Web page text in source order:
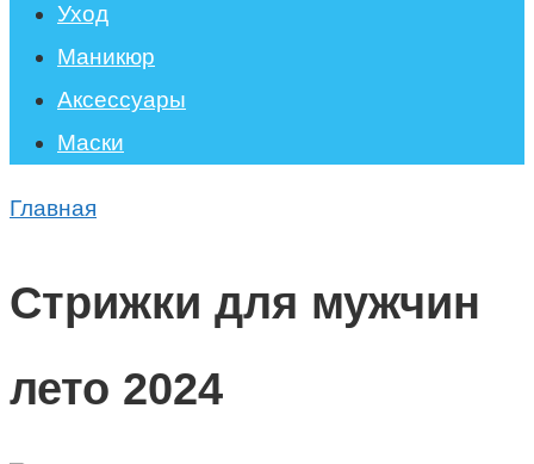
Уход
Маникюр
Аксессуары
Маски
Главная
Стрижки для мужчин
лето 2024